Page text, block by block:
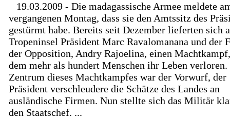
19.03.2009 - Die madagassische Armee meldete
vergangenen Montag, dass sie den Amtssitz des
gestürmt habe. Bereits seit Dezember lieferten sich
Tropeninsel Präsident Marc Ravalomanana und der
der Opposition, Andry Rajoelina, einen
dem mehr als hundert Menschen ihr Leben verloren.
Zentrum dieses Machtkampfes war der Vorwurf, der
Präsident verschleudere die Schätze des Landes an
ausländische Firmen. Nun stellte sich das Militär
den Staatschef. ...